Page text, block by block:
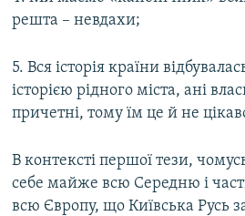
решта – невдахи;
5. Вся історія країни
історією рідного міста, ані
причетні, тому їм це й не
В контексті першої тези,
себе майже всю Середню і
всю Європу, що Київська Русь